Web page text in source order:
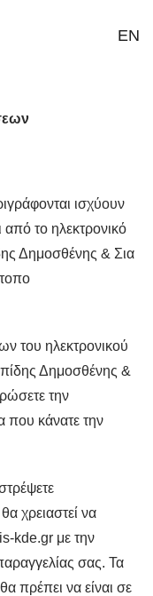
EN
ισχύουν
από το ηλεκτρονικό
Δημοσθένης & Σια
του ηλεκτρονικού
Δημοσθένης &
την
που κάνατε την
χρειαστεί να
kde.gr με την
σας. Τα
πρέπει να είναι σε